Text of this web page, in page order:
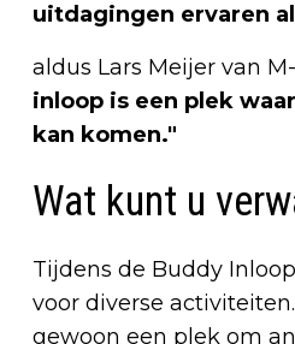
uitdagingen ervaren
aldus Lars Meijer van
inloop is een plek
kan komen."
Wat kunt u
Tijdens de Buddy
voor diverse
gewoon een plek om